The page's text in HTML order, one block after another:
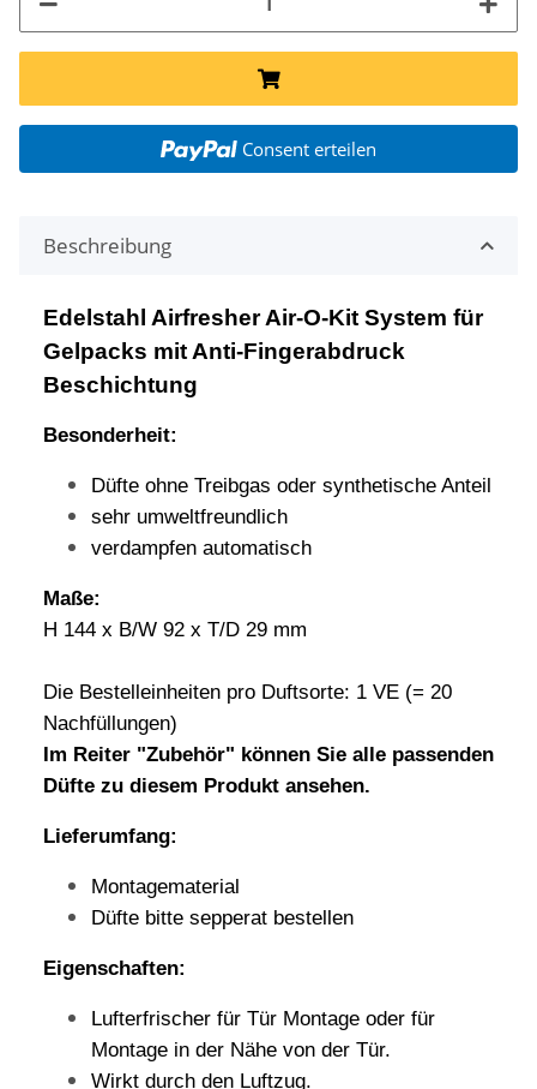
Consent erteilen
Beschreibung
Edelstahl Airfresher Air-O-Kit System für
Gelpacks mit Anti-Fingerabdruck
Beschichtung
Besonderheit:
Düfte ohne Treibgas oder synthetische Anteil
sehr umweltfreundlich
verdampfen automatisch
Maße:
H 144 x B/W 92 x T/D 29 mm
Die Bestelleinheiten pro Duftsorte: 1 VE (= 20
Nachfüllungen)
Im Reiter "Zubehör" können Sie alle passenden
Düfte zu diesem Produkt ansehen.
Lieferumfang:
Montagematerial
Düfte bitte sepperat bestellen
Eigenschaften:
Lufterfrischer für Tür Montage oder für
Montage in der Nähe von der Tür.
Wirkt durch den Luftzug.